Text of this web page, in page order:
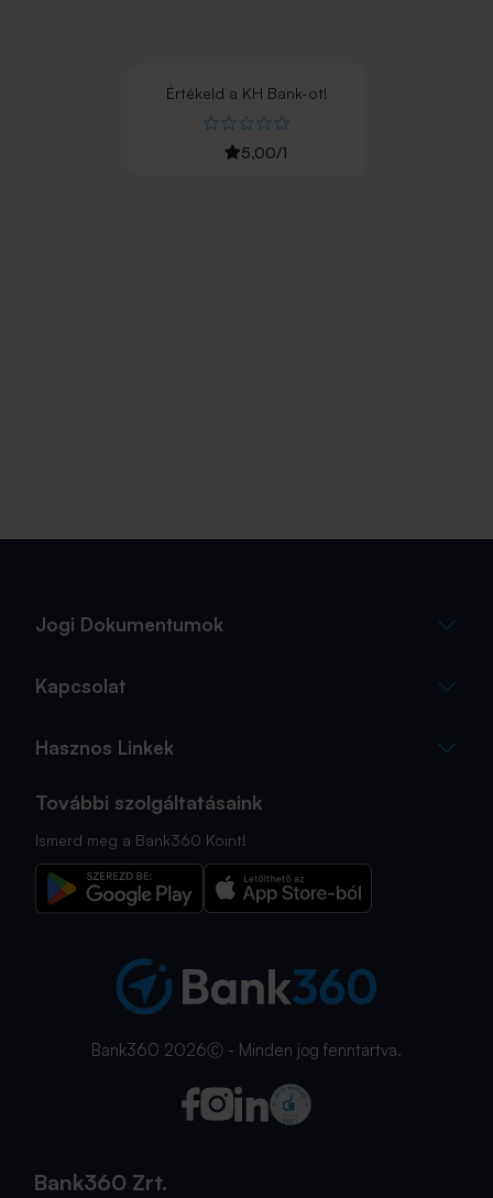
Értékeld a KH Bank-ot!
5,00/1
Jogi Dokumentumok
Kapcsolat
Hasznos Linkek
További szolgáltatásaink
Ismerd meg a Bank360 Koint!
Bank360 2026Ⓒ - Minden jog fenntartva.
Bank360 Zrt.